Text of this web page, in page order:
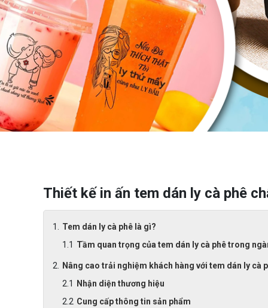
Thiết kế in ấn tem dán ly cà phê
Tem dán ly cà phê là gì?
Tầm quan trọng của tem dán ly cà phê trong
Nâng cao trải nghiệm khách hàng với tem dán ly cà
Nhận diện thương hiệu
Cung cấp thông tin sản phẩm